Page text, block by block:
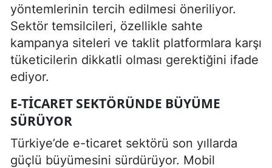
yöntemlerinin tercih edilmesi öneriliyor.
Sektör temsilcileri, özellikle sahte
kampanya siteleri ve taklit platformlara karşı
tüketicilerin dikkatli olması gerektiğini ifade
ediyor.
E-TICARET SEKTÖRÜNDE BÜYÜME
SÜRÜYOR
Türkiye’de e-ticaret sektörü son yıllarda
güçlü büyümesini sürdürüyor. Mobil